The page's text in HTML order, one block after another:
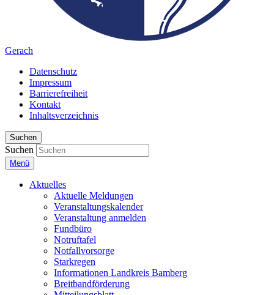
Gerach
Datenschutz
Impressum
Barrierefreiheit
Kontakt
Inhaltsverzeichnis
Suchen
Suchen
Menü
Aktuelles
Aktuelle Meldungen
Veranstaltungskalender
Veranstaltung anmelden
Fundbüro
Notruftafel
Notfallvorsorge
Starkregen
Informationen Landkreis Bamberg
Breitbandförderung